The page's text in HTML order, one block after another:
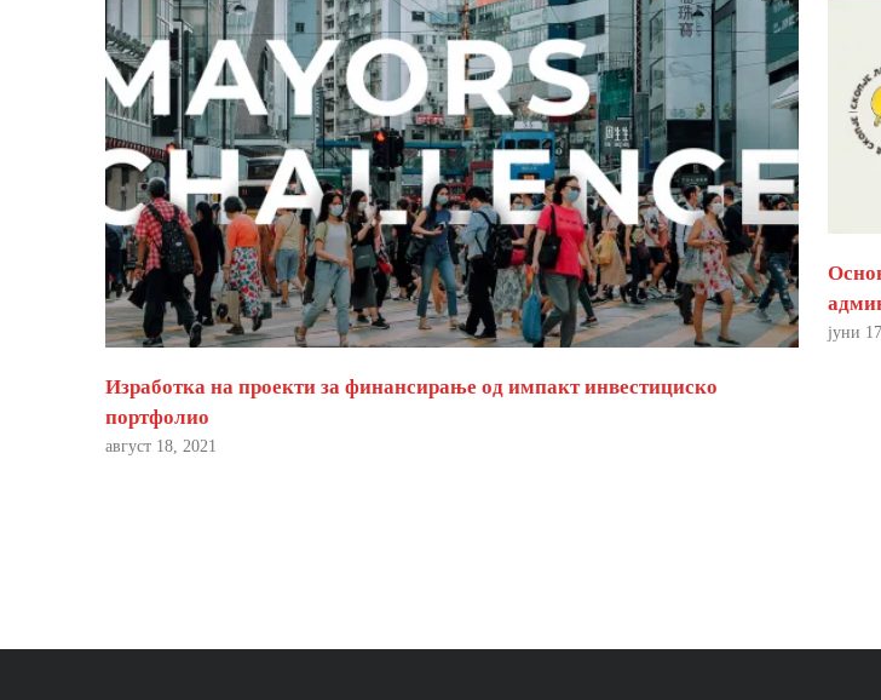
Изработка на проекти за финансирање од импакт инвестициско
портфолио
август 18, 2021
јуни